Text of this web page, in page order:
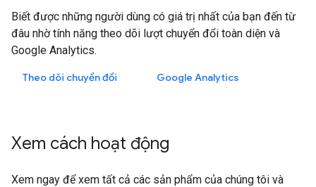
Biết được những người dùng có giá trị nhất của bạn đến từ
đâu nhờ tính năng theo dõi lượt chuyển đổi toàn diện và
Google Analytics.
Theo dõi chuyển đổi Google Analytics
Xem cách hoạt động
Xem ngay để xem tất cả các sản phẩm của chúng tôi và